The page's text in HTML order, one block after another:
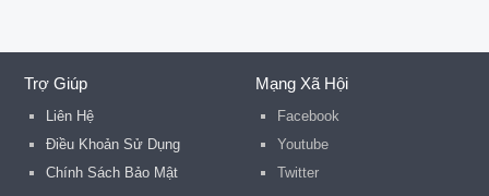
Trợ Giúp
Liên Hệ
Điều Khoản Sử Dụng
Chính Sách Bảo Mật
Mạng Xã Hội
Facebook
Youtube
Twitter